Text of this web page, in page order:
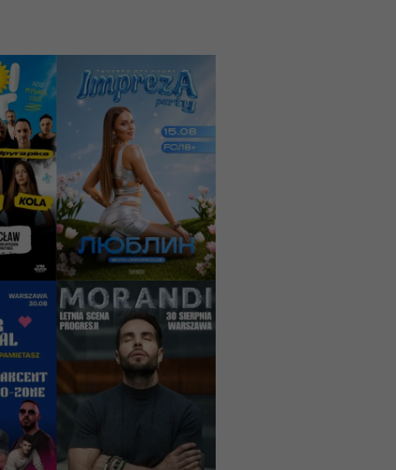
15/08/202622:00
Impreza Party -
Тусовка для наших
Lublin, Unicorn
Lounge&Club
50 PLN
КУПИТИ
Scena
30/08/202619:00
MORANDI
159 - 549 PLN